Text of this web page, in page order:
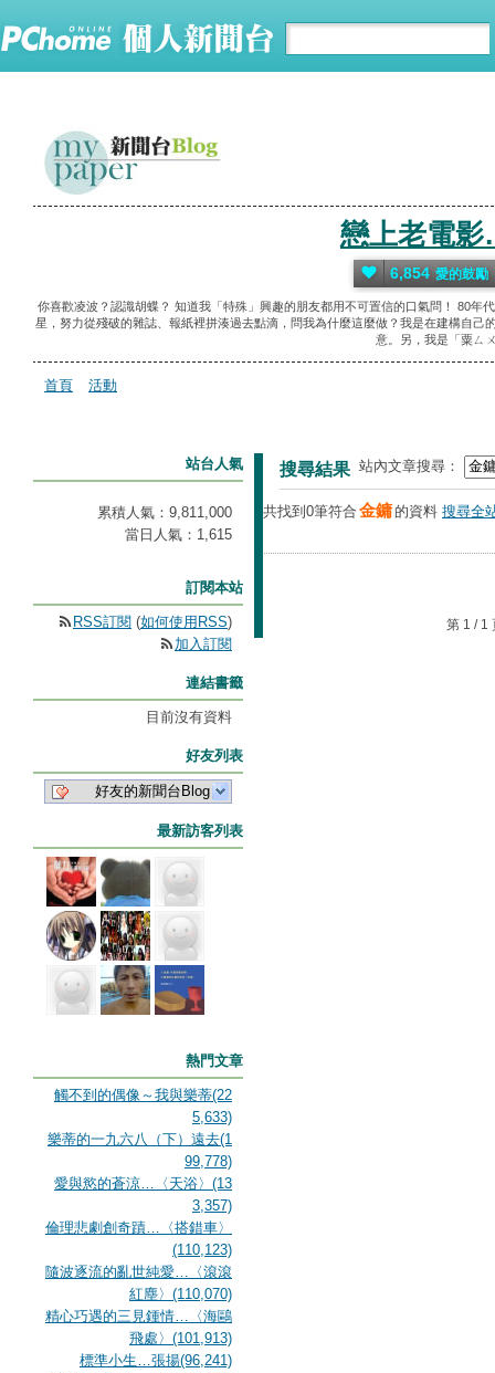
戀上老電
你喜歡凌波？認識胡蝶？ 知道我「特殊」興趣的朋友都用不可置信的口氣問！ 80
星，努力從殘破的雜誌、報紙裡拼湊過去點滴，問我為什麼這麼做？我是在建構自
意。另，我是「粟ㄙ
6,854 愛的鼓勵
首頁 活動
搜尋結果 站內文章搜尋：
共找到0筆符合 金鏞 的資料 搜尋全
第 1 /
站台人氣
累積人氣： 9,811,000
當日人氣： 1,615
訂閱本站
RSS訂閱 (如何使用RSS)
加入訂閱
連結書籤
目前沒有資料
好友列表
好友的新聞台Blog
最新訪客列表
熱門文章
觸不到的偶像～我與樂蒂(22
5,633)
樂蒂的一九六八（下）遠去(1
99,778)
愛與慾的蒼涼…〈天浴〉(13
3,357)
倫理悲劇創奇蹟…〈搭錯車〉
(110,123)
隨波逐流的亂世純愛…〈滾滾
紅塵〉(110,070)
精心巧遇的三見鍾情…〈海鷗
飛處〉(101,913)
標準小生…張揚(96,241)